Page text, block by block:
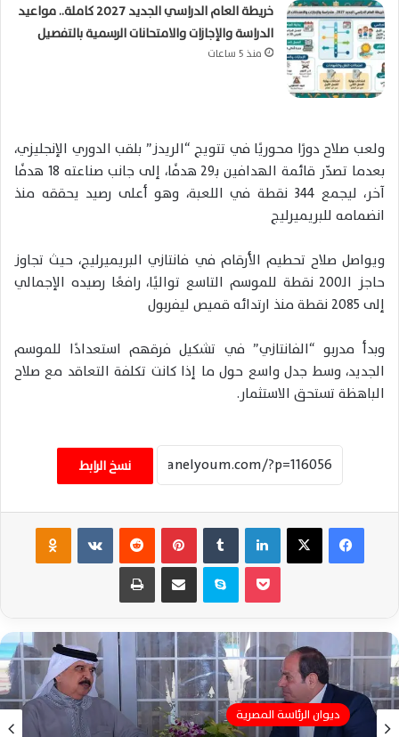
خريطة العام الدراسي الجديد 2027 كاملة.. مواعيد
الدراسة والإجازات والامتحانات الرسمية بالتفصيل
منذ 5 ساعات
ولعب صلاح دورًا محوريًا في تتويج “الريدز” بلقب الدوري الإنجليزي،
بعدما تصدّر قائمة الهدافين بـ29 هدفًا، إلى جانب صناعته 18 هدفًا
آخر، ليجمع 344 نقطة في اللعبة، وهو أعلى رصيد يحققه منذ
انضمامه للبريميرليج
ويواصل صلاح تحطيم الأرقام في فانتازي البريميرليج، حيث تجاوز
حاجز الـ200 نقطة للموسم التاسع تواليًا، رافعًا رصيده الإجمالي
إلى 2085 نقطة منذ ارتدائه قميص ليفربول
وبدأ مدربو “الفانتازي” في تشكيل فرقهم استعدادًا للموسم
الجديد، وسط جدل واسع حول ما إذا كانت تكلفة التعاقد مع صلاح
الباهظة تستحق الاستثمار.
نسخ الرابط
فيسبوك ‫X لينكدإن بينتيريست ‏VKontakte
سكايب مشاركة عبر البريد طباعة
ديوان الرئاسة المصرية